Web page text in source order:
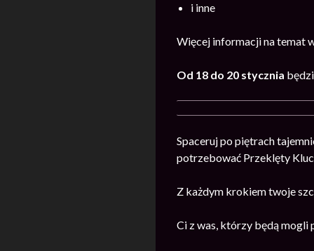
i inne
Więcej informacji na temat
Od 18 do 20 stycznia
Spaceruj po piętrach
potrzebować Przeklęty
Z każdym krokiem twoje
Ci z was, którzy będą mogli